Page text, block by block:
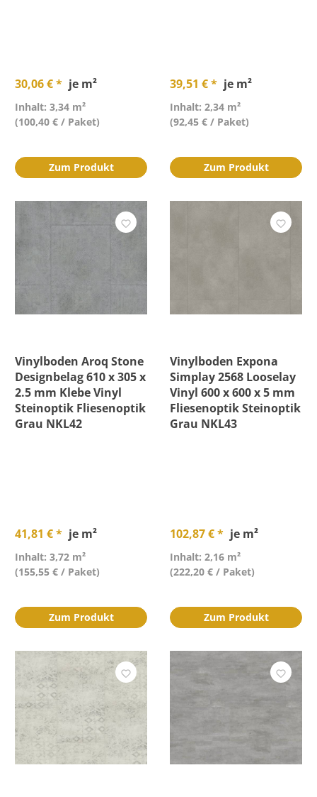
30,06 € * je m²
Inhalt: 3,34 m²
(100,40 € / Paket)
Zum Produkt
39,51 € * je m²
Inhalt: 2,34 m²
(92,45 € / Paket)
Zum Produkt
Vinylboden Aroq Stone
Designbelag 610 x 305 x
2.5 mm Klebe Vinyl
Steinoptik Fliesenoptik
Grau NKL42
41,81 € * je m²
Inhalt: 3,72 m²
(155,55 € / Paket)
Zum Produkt
Vinylboden Expona
Simplay 2568 Looselay
Vinyl 600 x 600 x 5 mm
Fliesenoptik Steinoptik
Grau NKL43
102,87 € * je m²
Inhalt: 2,16 m²
(222,20 € / Paket)
Zum Produkt